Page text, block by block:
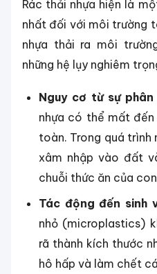
Rác thải nhựa hiện là
nhất đối với môi trường
nhựa thải ra môi
những hệ lụy nghiêm
Nguy cơ từ sự phân
nhựa có thể mất
toàn. Trong quá
xâm nhập vào đất
chuỗi thức ăn của
Tác động đến sinh
nhỏ (microplastics)
rã thành kích thước
hô hấp và làm chết